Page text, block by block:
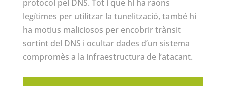
protocol pel DNS. Tot i que hi ha raons
legítimes per utilitzar la tunelització, també hi
ha motius maliciosos per encobrir trànsit
sortint del DNS i ocultar dades d’un sistema
compromès a la infraestructura de l’atacant.